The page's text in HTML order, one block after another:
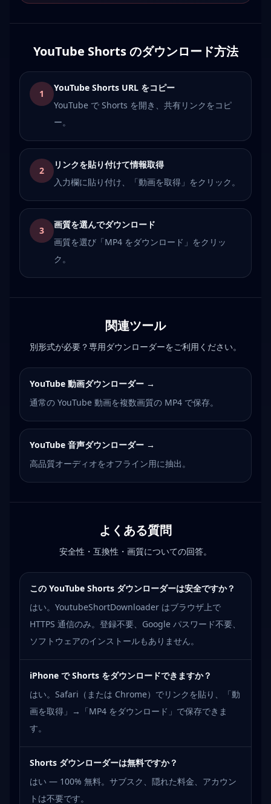
YouTube Shorts のダウンロード方法
1
YouTube Shorts URL をコピー
YouTube で Shorts を開き、共有リンクをコピ
ー。
2
リンクを貼り付けて情報取得
入力欄に貼り付け、「動画を取得」をクリック。
3
画質を選んでダウンロード
画質を選び「MP4 をダウンロード」をクリッ
ク。
関連ツール
別形式が必要？専用ダウンローダーをご利用ください。
YouTube 動画ダウンローダー →
通常の YouTube 動画を複数画質の MP4 で保存。
YouTube 音声ダウンローダー →
高品質オーディオをオフライン用に抽出。
よくある質問
安全性・互換性・画質についての回答。
この YouTube Shorts ダウンローダーは安全ですか？
はい。YoutubeShortDownloader はブラウザ上で
HTTPS 通信のみ。登録不要、Google パスワード不要、
ソフトウェアのインストールもありません。
iPhone で Shorts をダウンロードできますか？
はい。Safari（または Chrome）でリンクを貼り、「動
画を取得」→「MP4 をダウンロード」で保存できま
す。
Shorts ダウンローダーは無料ですか？
はい — 100% 無料。サブスク、隠れた料金、アカウン
トは不要です。